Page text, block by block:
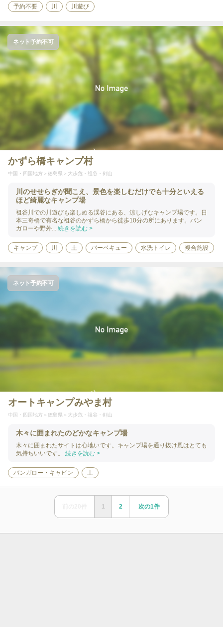
予約不要 川 川遊び
ネット予約不可
かずら橋キャンプ村
中国・四国地方 徳島県 大歩危・祖谷・剣山
川のせせらぎが聞こえ、景色を楽しむだけでも十分といえる
ほど綺麗なキャンプ場
祖谷川での川遊びも楽しめる渓谷にある、涼しげなキャンプ場です。日
本三奇橋で有名な祖谷のかずら橋から徒歩10分の所にあります。バン
ガローや野外... 続きを読む >
キャンプ 川 土 バーベキュー 水洗トイレ 複合施設
ネット予約不可
オートキャンプみやま村
中国・四国地方 徳島県 大歩危・祖谷・剣山
木々に囲まれたのどかなキャンプ場
木々に囲まれたサイトは心地いです。キャンプ場を通り抜け風はとても
気持ちいいです。
続きを読む >
バンガロー・キャビン 土
1 2 次の1件